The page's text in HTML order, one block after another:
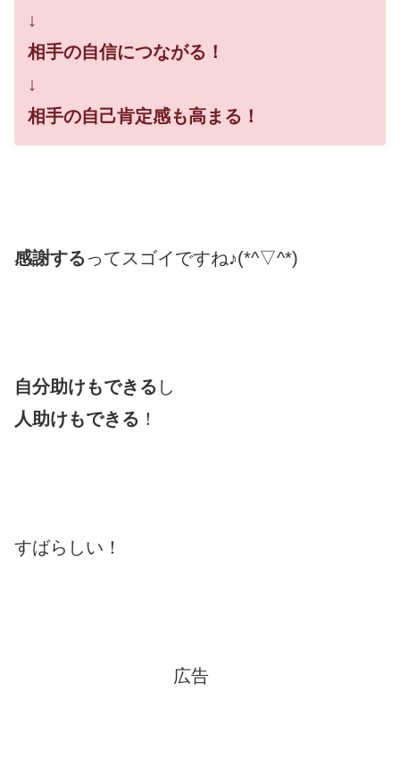
↓
相手の自信につながる！
↓
相手の自己肯定感も高まる！
感謝する ってスゴイですね♪(*^▽^*)
自分助けもできる し
人助けもできる ！
すばらしい！
広告